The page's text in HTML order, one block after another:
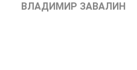
ВЛАДИМИР ЗАВАЛИН